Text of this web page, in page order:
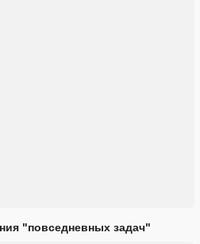
"повседневных задач"